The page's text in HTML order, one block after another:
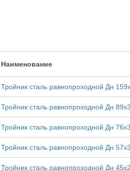
Наименование
Тройник сталь равнопроходной Дн
Тройник сталь равнопроходной Дн
Тройник сталь равнопроходной Дн
Тройник сталь равнопроходной Дн
Тройник сталь равнопроходной Дн